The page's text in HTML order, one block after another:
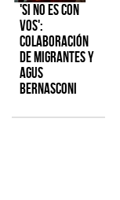
'Si No Es Con
Vos':
colaboración
de Migrantes y
Agus
Bernasconi